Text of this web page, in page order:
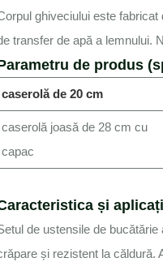
ghiveciului este
transfer de apă a lemnului.
de produs
caserolă de 20 cm
caserolă joasă de 28 cm cu
capac
și
de ustensile de
și rezistent la căldură.